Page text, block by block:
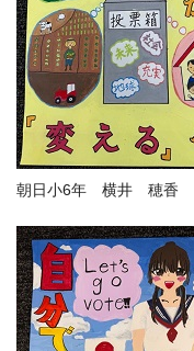
朝日小6年 横井 穂香